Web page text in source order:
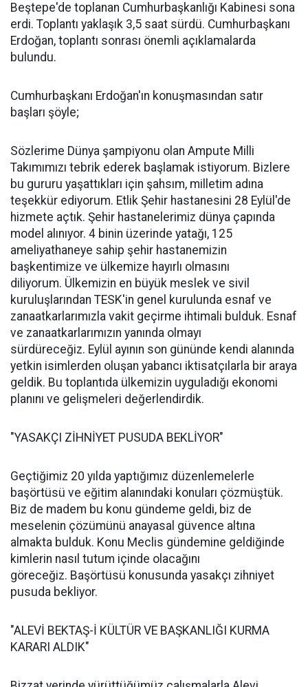
Beştepe'de toplanan Cumhurbaşkanlığı Kabinesi sona
erdi. Toplantı yaklaşık 3,5 saat sürdü. Cumhurbaşkanı
Erdoğan, toplantı sonrası önemli açıklamalarda
bulundu.
Cumhurbaşkanı Erdoğan'ın konuşmasından satır
başları şöyle;
Sözlerime Dünya şampiyonu olan Ampute Milli
Takımımızı tebrik ederek başlamak istiyorum. Bizlere
bu gururu yaşattıkları için şahsım, milletim adına
teşekkür ediyorum. Etlik Şehir hastanesini 28 Eylül'de
hizmete açtık. Şehir hastanelerimiz dünya çapında
model alınıyor. 4 binin üzerinde yatağı, 125
ameliyathaneye sahip şehir hastanemizin
başkentimize ve ülkemize hayırlı olmasını
diliyorum. Ülkemizin en büyük meslek ve sivil
kuruluşlarından TESK'in genel kurulunda esnaf ve
zanaatkarlarımızla vakit geçirme ihtimali bulduk. Esnaf
ve zanaatkarlarımızın yanında olmayı
sürdüreceğiz. Eylül ayının son gününde kendi alanında
yetkin isimlerden oluşan yabancı iktisatçılarla bir araya
geldik. Bu toplantıda ülkemizin uyguladığı ekonomi
planını ve gelişmeleri değerlendirdik.
"YASAKÇI ZİHNİYET PUSUDA BEKLİYOR"
Geçtiğimiz 20 yılda yaptığımız düzenlemelerle
başörtüsü ve eğitim alanındaki konuları çözmüştük.
Biz de madem bu konu gündeme geldi, biz de
meselenin çözümünü anayasal güvence altına
almakta bulduk. Konu Meclis gündemine geldiğinde
kimlerin nasıl tutum içinde olacağını
göreceğiz. Başörtüsü konusunda yasakçı zihniyet
pusuda bekliyor.
"ALEVİ BEKTAŞ-İ KÜLTÜR VE BAŞKANLIĞI KURMA
KARARI ALDIK"